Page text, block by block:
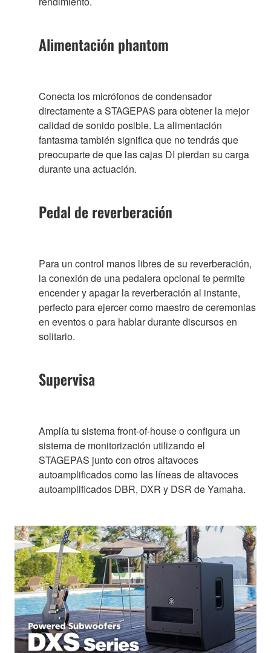
Alimentación phantom
Conecta los micrófonos de condensador
directamente a STAGEPAS para obtener la mejor
calidad de sonido posible. La alimentación
fantasma también significa que no tendrás que
preocuparte de que las cajas DI pierdan su carga
durante una actuación.
Pedal de reverberación
Para un control manos libres de su reverberación,
la conexión de una pedalera opcional te permite
encender y apagar la reverberación al instante,
perfecto para ejercer como maestro de ceremonias
en eventos o para hablar durante discursos en
solitario.
Supervisa
Amplía tu sistema front-of-house o configura un
sistema de monitorización utilizando el
STAGEPAS junto con otros altavoces
autoamplificados como las líneas de altavoces
autoamplificados DBR, DXR y DSR de Yamaha.